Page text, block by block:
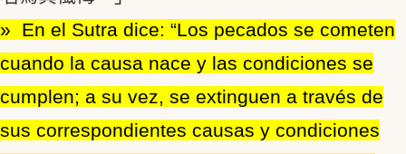
» En el Sutra dice: “Los pecados se cometen
cuando la causa nace y las condiciones se
cumplen; a su vez, se extinguen a través de
sus correspondientes causas y condiciones